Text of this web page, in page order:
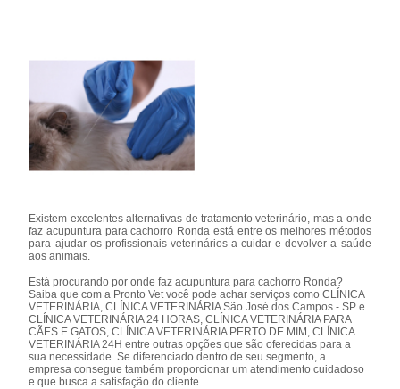
Existem excelentes alternativas de tratamento veterinário, mas a onde
faz acupuntura para cachorro Ronda está entre os melhores métodos
para ajudar os profissionais veterinários a cuidar e devolver a saúde
aos animais.
Está procurando por onde faz acupuntura para cachorro Ronda?
Saiba que com a Pronto Vet você pode achar serviços como CLÍNICA
VETERINÁRIA, CLÍNICA VETERINÁRIA São José dos Campos - SP e
CLÍNICA VETERINÁRIA 24 HORAS, CLÍNICA VETERINÁRIA PARA
CÃES E GATOS, CLÍNICA VETERINÁRIA PERTO DE MIM, CLÍNICA
VETERINÁRIA 24H entre outras opções que são oferecidas para a
sua necessidade. Se diferenciado dentro de seu segmento, a
empresa consegue também proporcionar um atendimento cuidadoso
e que busca a satisfação do cliente.